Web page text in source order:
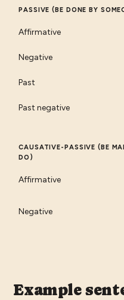
PASSIVE (BE DONE BY
Affirmative
Negative
Past
Past negative
CAUSATIVE-PASSIVE (BE
DO)
Affirmative
Negative
Example